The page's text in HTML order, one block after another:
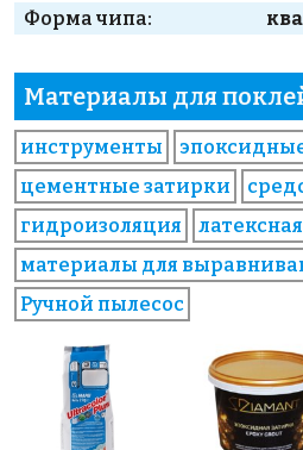
Форма чипа:
Материалы для
инструменты
цементные затирки
гидроизоляция
материалы для
Ручной пылесос